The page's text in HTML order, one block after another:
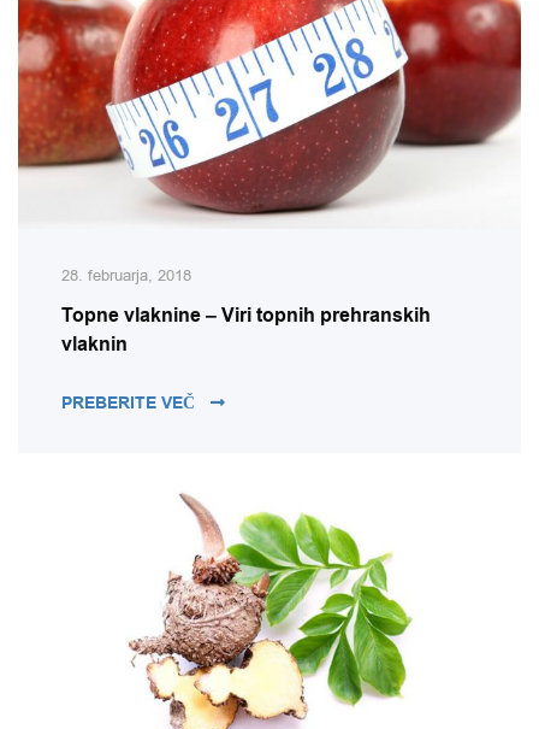
28. februarja, 2018
Topne vlaknine – Viri topnih prehranskih
vlaknin
PREBERITE VEČ TOPNE VLAKNINE – VIRI TOPNIH